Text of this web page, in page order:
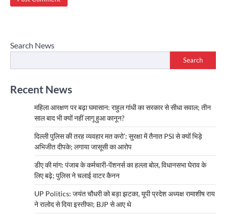
Search News
Search
Recent News
महिला आरक्षण पर बढ़ा घमासान: राहुल गांधी का सरकार से सीधा सवाल; तीन
साल बाद भी क्यों नहीं लागू हुआ कानून?
दिल्ली पुलिस की तरह व्यवहार मत करो’: सुरक्षा में तैनात PSI से क्यों भिड़े
अभिजीत दीपके; लगाया जासूसी का आरोप
डीए की मांग: पंजाब के कर्मचारी-पेंशनर्स का हल्ला बोल, विधानसभा घेराव के
लिए बढ़े; पुलिस ने चलाई वाटर कैनन
UP Politics: जयंत चौधरी को बड़ा झटका, यूपी प्रदेश अध्यक्ष रामाशीष राय
ने रालोद से दिया इस्तीफा; BJP से आए थे